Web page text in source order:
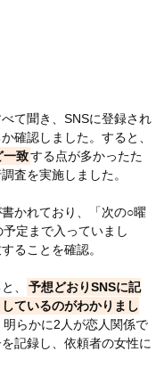
て聞き、SNSに登録され
確認しました。すると、
一致する点が多かったた
査を実施しました。
かれており、「次の○曜
定まで入っていまし
ることを確認。
、
予想どおりSNSに記
ているのがわかりまし
明らかに2人が恋人関係で
記録し、依頼者の女性に